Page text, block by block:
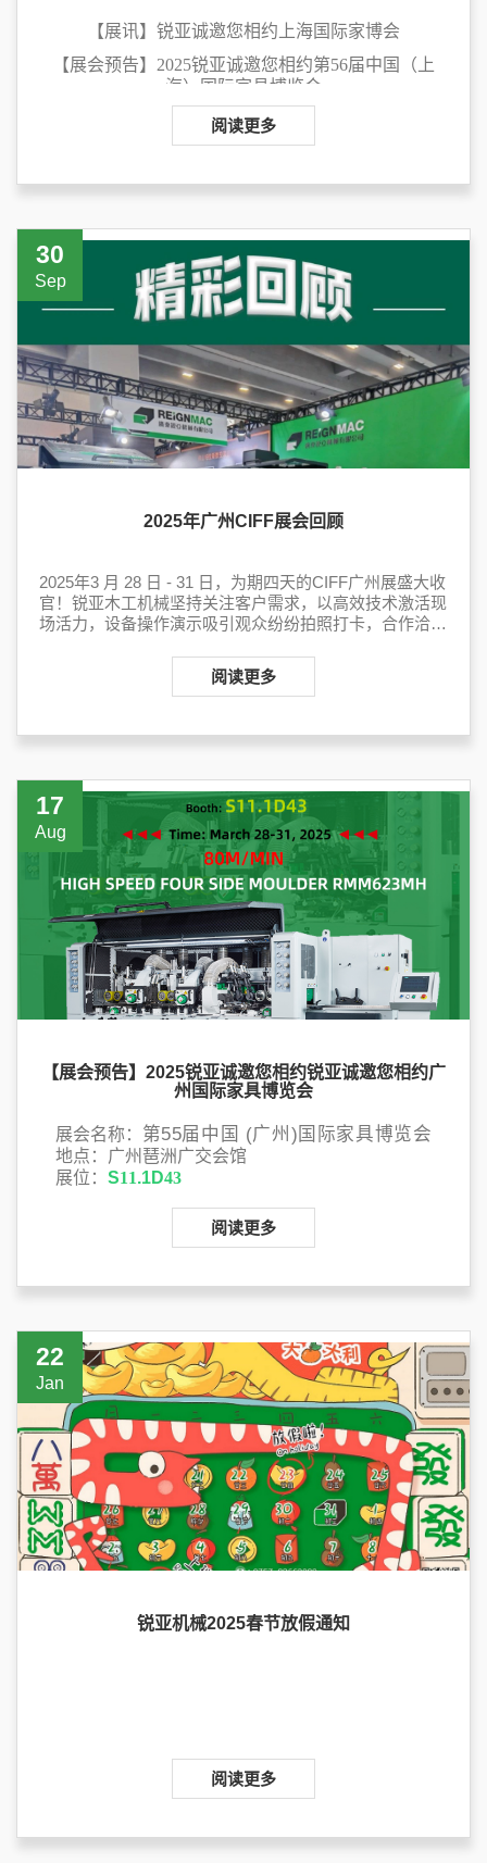
【展讯】锐亚诚邀您相约上海国际家博会
【展会预告】 2025锐亚诚邀您相约第56届中国（上
海）国际家具博览会
56届中国（上海）国际家具博览会
阅读更多
2025年广州CIFF展会回顾
2025年3 月 28 日 - 31 日，为期四天的CIFF广州展盛大收
官！锐亚木工机械坚持关注客户需求，以高效技术激活现
场活力，设备操作演示吸引观众纷纷拍照打卡，合作洽谈
阅读更多
30
Sep
【展会预告】2025锐亚诚邀您相约锐亚诚邀您相约广
州国际家具博览会
展会名称： 第55届中国 (广州)国际家具博览会
地点：广州琶洲广交会馆
展位： S11.1D43
阅读更多
17
Aug
锐亚机械2025春节放假通知
阅读更多
22
Jan